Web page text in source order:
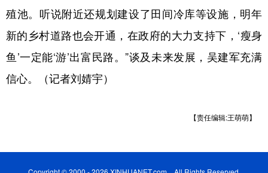
殖池。听说附近还规划建设了田间冷库等设施，明年
新的乡村道路也会开通，在政府的大力支持下，‘瘦身
鱼’一定能‘游’出富民路。”谈及未来发展，吴建军充满
信心。（记者刘婧宇）
【责任编辑:王萌萌】